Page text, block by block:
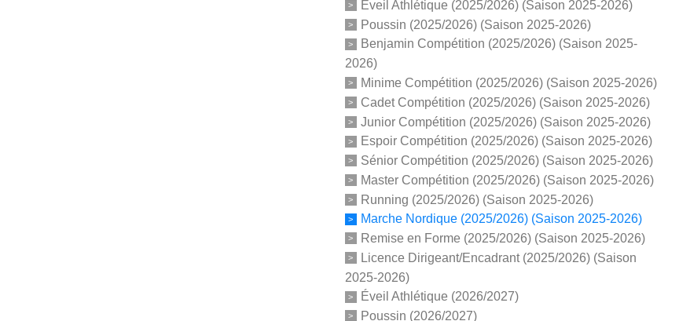
Éveil Athlétique (2025/2026) (Saison 2025-2026)
Poussin (2025/2026) (Saison 2025-2026)
Benjamin Compétition (2025/2026) (Saison 2025-
2026)
Minime Compétition (2025/2026) (Saison 2025-2026)
Cadet Compétition (2025/2026) (Saison 2025-2026)
Junior Compétition (2025/2026) (Saison 2025-2026)
Espoir Compétition (2025/2026) (Saison 2025-2026)
Sénior Compétition (2025/2026) (Saison 2025-2026)
Master Compétition (2025/2026) (Saison 2025-2026)
Running (2025/2026) (Saison 2025-2026)
Marche Nordique (2025/2026) (Saison 2025-2026)
Remise en Forme (2025/2026) (Saison 2025-2026)
Licence Dirigeant/Encadrant (2025/2026) (Saison
2025-2026)
Éveil Athlétique (2026/2027)
Poussin (2026/2027)